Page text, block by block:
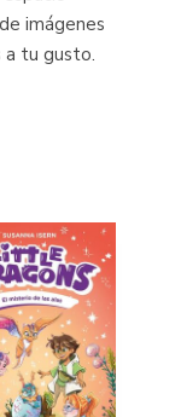
imágenes
a tu gusto.